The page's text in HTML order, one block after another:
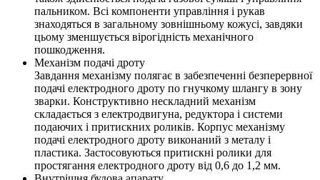
пальником. Всі компоненти управління і рукав
знаходяться в загальному зовнішньому кожусі, завдяки
цьому зменшується вірогідність механічного
пошкодження.
Механізм подачі дроту
Завдання механізму полягає в забезпеченні безперервної
подачі електродного дроту по гнучкому шлангу в зону
зварки. Конструктивно нескладний механізм
складається з електродвигуна, редуктора і системи
подаючих і притискних роликів. Корпус механізму
подачі електродного дроту виконаний з металу і
пластика. Застосовуються притискні ролики для
простягання електродного дроту від 0,6 до 1,2 мм.